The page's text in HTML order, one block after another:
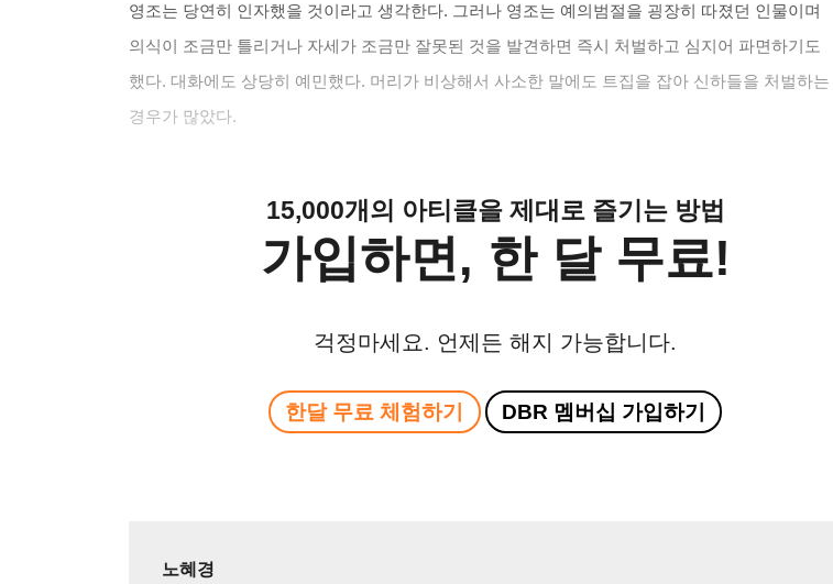
영조는 당연히 인자했을 것이라고 생각한다. 그러나 영조는 예의범절을 굉장히 따졌던 인물이며
의식이 조금만 틀리거나 자세가 조금만 잘못된 것을 발견하면 즉시 처벌하고 심지어 파면하기도
했다. 대화에도 상당히 예민했다. 머리가 비상해서 사소한 말에도 트집을 잡아 신하들을 처벌하는
경우가 많았다.
15,000개의 아티클을 제대로 즐기는 방법
가입하면, 한 달 무료!
걱정마세요. 언제든 해지 가능합니다.
한달 무료 체험하기 DBR 멤버십 가입하기
노혜경